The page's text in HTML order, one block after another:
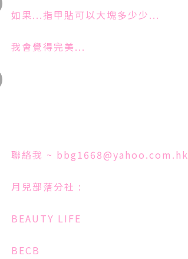
如果...指甲貼可以大塊多少少...
我會覺得完美...
聯絡我 ~ bbg1668@yahoo.com.hk
月兒部落分社 :
BEAUTY LIFE
BECB